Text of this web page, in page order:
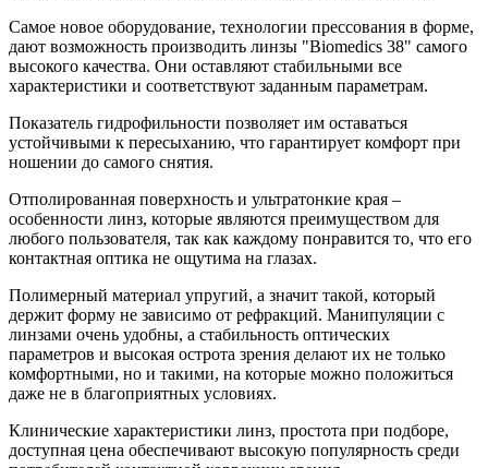
Самое новое оборудование, технологии прессования в форме,
дают возможность производить линзы "Biomedics 38" самого
высокого качества. Они оставляют стабильными все
характеристики и соответствуют заданным параметрам.
Показатель гидрофильности позволяет им оставаться
устойчивыми к пересыханию, что гарантирует комфорт при
ношении до самого снятия.
Отполированная поверхность и ультратонкие края –
особенности линз, которые являются преимуществом для
любого пользователя, так как каждому понравится то, что его
контактная оптика не ощутима на глазах.
Полимерный материал упругий, а значит такой, который
держит форму не зависимо от рефракций. Манипуляции с
линзами очень удобны, а стабильность оптических
параметров и высокая острота зрения делают их не только
комфортными, но и такими, на которые можно положиться
даже не в благоприятных условиях.
Клинические характеристики линз, простота при подборе,
доступная цена обеспечивают высокую популярность среди